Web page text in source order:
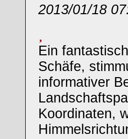
2013/01/18
Ein
Schäfe,
informativer
Koordinaten,